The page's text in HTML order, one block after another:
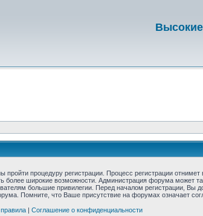
Высокие
процедуру регистрации. Процесс регистрации отнимет
более широкие возможности. Администрация форума может
большие привилегии. Перед началом регистрации, Вы
Помните, что Ваше присутствие на форумах означает
| Соглашение о конфиденциальности